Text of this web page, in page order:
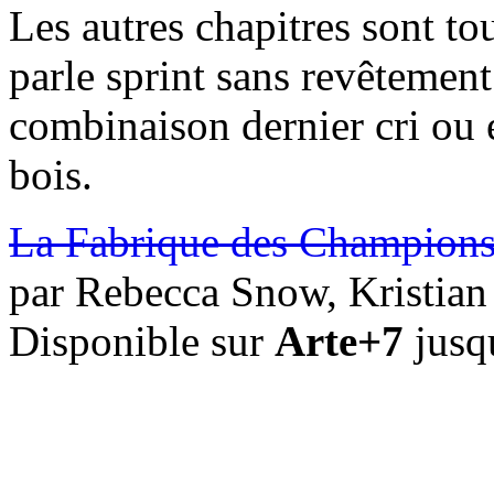
Les autres chapitres sont
parle sprint sans
combinaison dernier cri ou
bois.
La Fabrique des
par Rebecca Snow,
Disponible sur Arte+7